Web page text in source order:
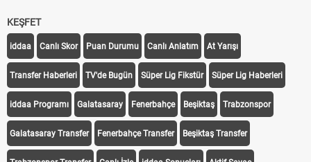
KEŞFET
iddaa Canlı Skor Puan Durumu Canlı Anlatım At Yarışı
Transfer Haberleri TV'de Bugün Süper Lig Fikstür Süper Lig Haberleri
iddaa Programı Galatasaray Fenerbahçe Beşiktaş Trabzonspor
Galatasaray Transfer Fenerbahçe Transfer Beşiktaş Transfer